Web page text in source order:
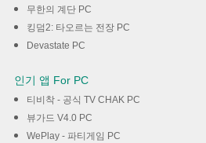
무한의 계단 PC
킹덤2: 타오르는 전장 PC
Devastate PC
인기 앱 For PC
티비착 - 공식 TV CHAK PC
뷰가드 V4.0 PC
WePlay - 파티게임 PC